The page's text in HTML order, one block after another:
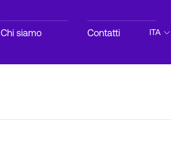
Chi siamo Contatti ITA